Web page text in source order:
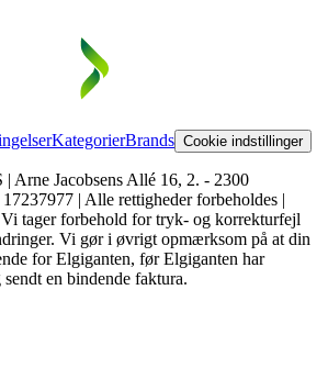
KategorierBrands Cookie indstillinger
Arne Jacobsens Allé 16, 2. - 2300
| Alle rettigheder forbeholdes |
tager forbehold for tryk- og korrekturfejl
Vi gør i øvrigt opmærksom på at din
for Elgiganten, før Elgiganten har
en bindende faktura.